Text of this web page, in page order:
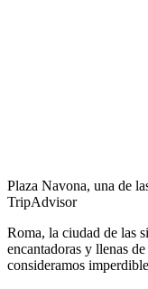
Plaza Navona, una de
TripAdvisor
Roma, la ciudad de las
encantadoras y llenas
consideramos